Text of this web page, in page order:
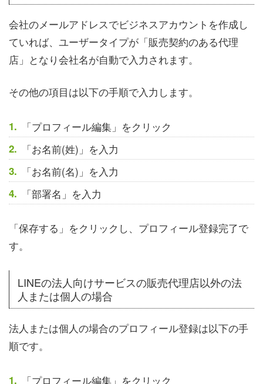
会社のメールアドレスでビジネスアカウントを作成し
ていれば、ユーザータイプが「販売契約のある代理
店」となり会社名が自動で入力されます。
その他の項目は以下の手順で入力します。
「プロフィール編集」をクリック
「お名前(姓)」を入力
「お名前(名)」を入力
「部署名」を入力
「保存する」をクリックし、プロフィール登録完了で
す。
LINEの法人向けサービスの販売代理店以外の法
人または個人の場合
法人または個人の場合のプロフィール登録は以下の手
順です。
「プロフィール編集」をクリック